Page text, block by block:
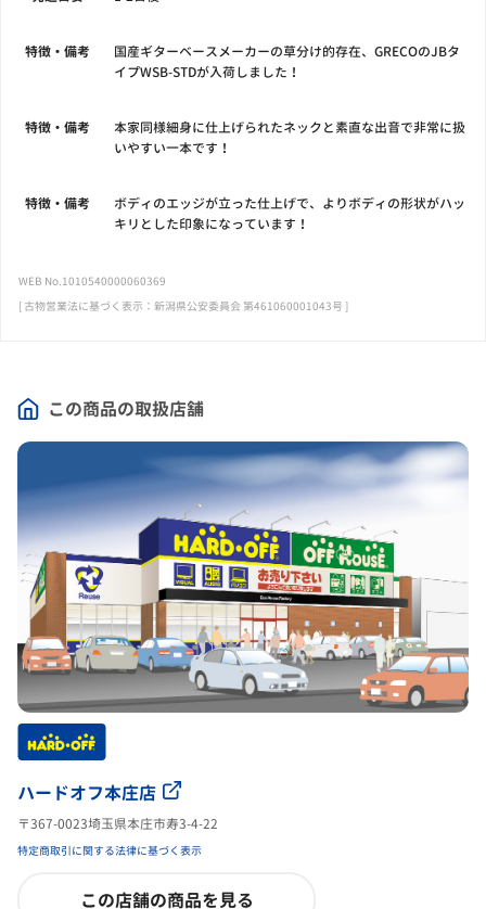
この商品の取扱店舗
ハードオフ本庄店
〒367-0023埼玉県本庄市寿3-4-22
特定商取引に関する法律に基づく表示
この店舗の商品を見る
特徴・備考
国産ギターベースメーカーの草分け的存在、GRECOのJBタ
イプWSB-STDが入荷しました！
特徴・備考
本家同様細身に仕上げられたネックと素直な出音で非常に扱
いやすい一本です！
特徴・備考
ボディのエッジが立った仕上げで、よりボディの形状がハッ
キリとした印象になっています！
WEB No.1010540000060369
[ 古物営業法に基づく表示：新潟県公安委員会 第461060001043号 ]